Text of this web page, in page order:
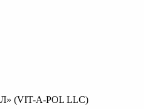
(VIT-A-POL LLC)